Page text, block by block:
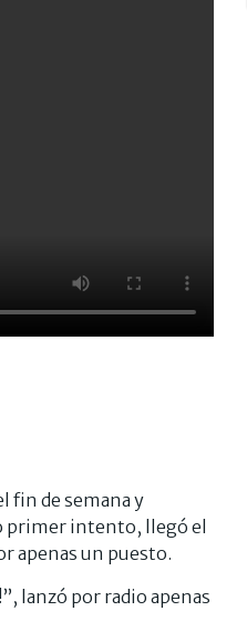
fin de semana y
primer intento, llegó el
apenas un puesto.
lanzó por radio apenas